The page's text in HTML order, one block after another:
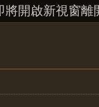
將開啟新視窗離